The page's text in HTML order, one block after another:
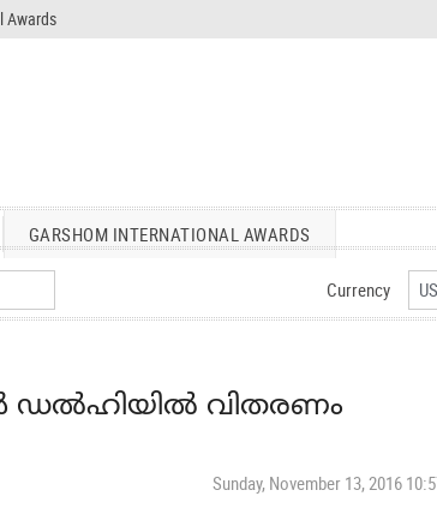
Awards
GARSHOM INTERNATIONAL AWARDS
Currency
ഡല്‍ഹിയിൽ വിതരണം
Sunday, November 13, 2016